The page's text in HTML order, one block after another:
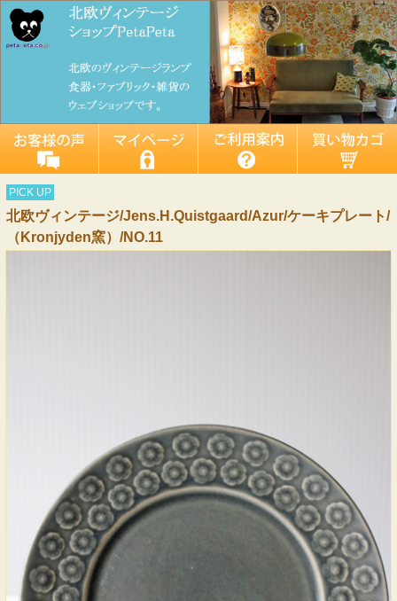
PICK UP
北欧ヴィンテージ/Jens.H.Quistgaard/Azur/ケーキプレート/
（Kronjyden窯）/NO.11